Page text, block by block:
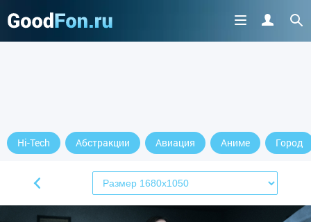
Hi-Tech Абстракции Авиация Аниме Город